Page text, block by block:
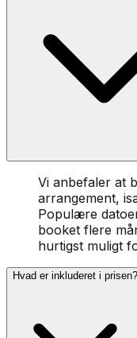
Vi anbefaler at
arrangement,
Populære
booket flere
hurtigst muligt
Hvad er inkluderet i prisen?